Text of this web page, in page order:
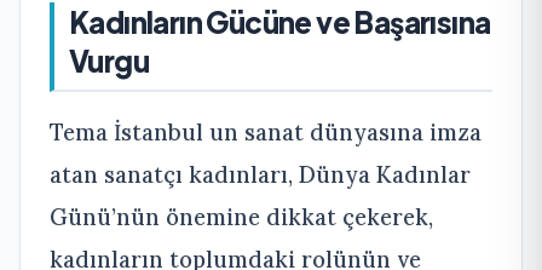
Kadınların Gücüne ve Başarısına
Vurgu
Tema İstanbul un sanat dünyasına imza
atan sanatçı kadınları, Dünya Kadınlar
Günü’nün önemine dikkat çekerek,
kadınların toplumdaki rolünün ve